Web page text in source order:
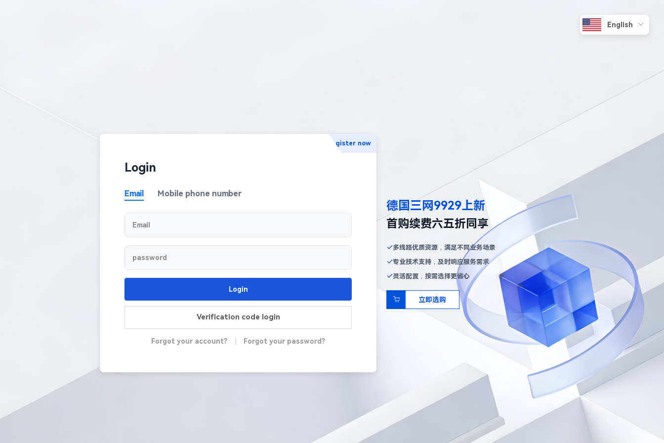
Register now
Login
Email Mobile phone number
Login
Verification code login
Forgot your account? Forgot your password?
德国三网9929上新
首购续费六五折同享
多线路优质资源，满足不同业务场景
专业技术支持，及时响应服务需求
灵活配置，按需选择更省心
立即选购